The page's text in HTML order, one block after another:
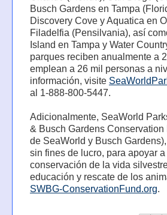
Busch Gardens en Tampa
Discovery Cove y Aquatica en
Filadelfia (Pensilvania), así
Island en Tampa y Water
parques reciben anualmente a
emplean a 26 mil personas a
información, visite
al 1-888-800-5447.
Adicionalmente, SeaWorld
& Busch Gardens
de SeaWorld y Busch
sin fines de lucro, para apoyar
conservación de la vida
educación y rescate de los
SWBG-ConservationFund.org.